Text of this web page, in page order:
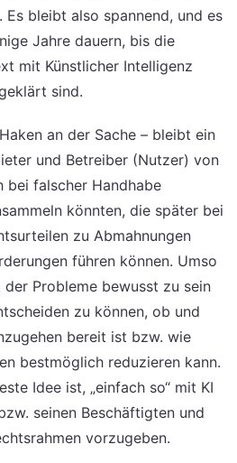
Es bleibt also spannend, und es
Jahre dauern, bis die
mit Künstlicher Intelligenz
sind.
an der Sache – bleibt ein
und Betreiber (Nutzer) von
bei falscher Handhabe
könnten, die später bei
zu Abmahnungen
führen können. Umso
Probleme bewusst zu sein
zu können, ob und
bereit ist bzw. wie
bestmöglich reduzieren kann.
Idee ist, „einfach so“ mit KI
seinen Beschäftigten und
vorzugeben.